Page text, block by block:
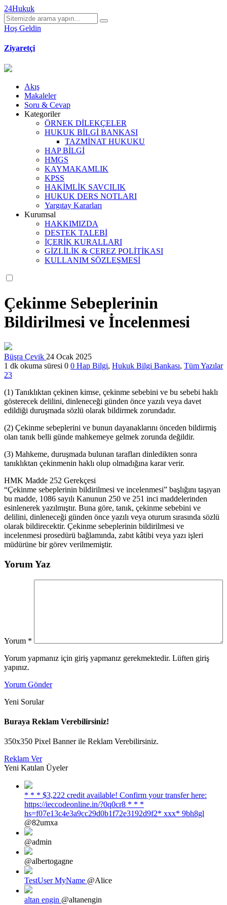
24Hukuk
Hoş Geldin
Ziyaretçi
Akış
Makaleler
Soru & Cevap
Kategoriler
ÖRNEK DİLEKÇELER
HUKUK BİLGİ BANKASI
TAZMİNAT HUKUKU
HAP BİLGİ
HMGS
KAYMAKAMLIK
KPSS
HAKİMLİK SAVCILIK
HUKUK DERS NOTLARI
Yargıtay Kararları
Kurumsal
HAKKIMIZDA
DESTEK TALEBİ
İÇERİK KURALLARI
GİZLİLİK & ÇEREZ POLİTİKASI
KULLANIM SÖZLEŞMESİ
Çekinme Sebeplerinin
Bildirilmesi ve İncelenmesi
Büşra Çevik 24 Ocak 2025
1 dk okuma süresi 0 0 Hap Bilgi, Hukuk Bilgi Bankası, Tüm Yazılar
23
(1) Tanıklıktan çekinen kimse, çekinme sebebini ve bu sebebi haklı
gösterecek delilini, dinleneceği günden önce yazılı veya davet
edildiği duruşmada sözlü olarak bildirmek zorundadır.
(2) Çekinme sebeplerini ve bunun dayanaklarını önceden bildirmiş
olan tanık belli günde mahkemeye gelmek zorunda değildir.
(3) Mahkeme, duruşmada bulunan tarafları dinledikten sonra
tanıklıktan çekinmenin haklı olup olmadığına karar verir.
HMK Madde 252 Gerekçesi
“Çekinme sebeplerinin bildirilmesi ve incelenmesi” başlığını taşıyan
bu madde, 1086 sayılı Kanunun 250 ve 251 inci maddelerinden
esinlenerek yazılmıştır. Buna göre, tanık, çekinme sebebini ve
delilini, dinleneceği günden önce yazılı veya oturum sırasında sözlü
olarak bildirecektir. Çekinme sebeplerinin bildirilmesi ve
incelenmesi prosedürü bağlamında, zabıt kâtibi veya yazı işleri
müdürüne bir görev verilmemiştir.
Yorum Yaz
Yorum *
Yorum yapmanız için giriş yapmanız gerekmektedir. Lüften giriş
yapınız.
Yorum Gönder
Yeni Sorular
Buraya Reklam Verebilirsiniz!
350x350 Pixel Banner ile Reklam Verebilirsiniz.
Reklam Ver
Yeni Katılan Üyeler
* * * $3,222 credit available! Confirm your transfer here:
https://ieccodeonline.in/?0q0cr8 * * *
hs=f07e13c4e3a9cc29d0b1f72e3192d9f2* ххх* 9bh8gl
@82umxa
@admin
@albertogagne
TestUser MyName @Alice
altan engin @altanengin